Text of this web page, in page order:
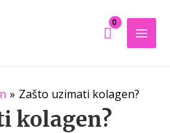
Main
Zašto uzimati kolagen?
kolagen?